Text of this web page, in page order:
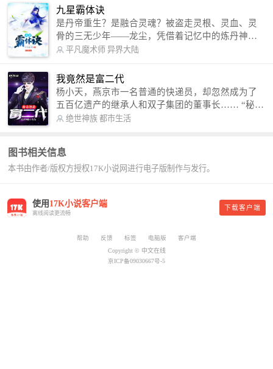
信公众号：善良的蜜蜂后援会）
九星霸体诀
是丹帝重生？是融合灵魂？被盗走灵根、灵血、灵
骨的三无少年——龙尘，凭借着记忆中的炼丹神
术，修行神秘功法九星霸体诀，拨开重重迷雾，解
勾搭各色美女，镇压恶鬼邪神。 江湖传闻：龙
尘一到，地吼天啸。龙尘一出，鬼泣神哭。 本
故事纯属虚构，如有雷同，那就是真事儿，想要对
号入座，抓紧时间进群：487963015 微信公众号：
平凡魔术师,或者搜索：pingfanmoshushi1982,公众
平凡魔术师 异界大陆
我竟然是富二代
杨小天，燕京市一名普通的快递员，却忽然成为了
五百亿遗产的继承人和双子集团的董事长…… “秘
书，给我定制一套百亿富翁的吃喝住行标准！” “好
呢？” “回杨总，开车太堵，已经给你安排了直升
机。” 从此，开启杨小天的百亿富翁之旅，只有他不
绝世神族 都市生活
图书相关信息
本书由作者/版权方授权17K小说网进行电子版制作与发行。
使用 17K小说客户端
离线阅读更流畅
下载客户端
帮助 反馈 标签 电脑版
客户端
Copyright © 中文在线
京ICP备09030667号-5